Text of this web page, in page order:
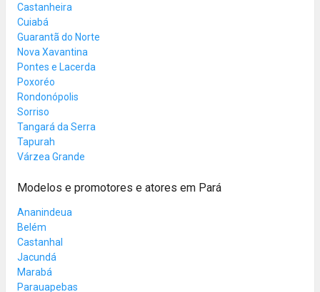
Castanheira
Cuiabá
Guarantã do Norte
Nova Xavantina
Pontes e Lacerda
Poxoréo
Rondonópolis
Sorriso
Tangará da Serra
Tapurah
Várzea Grande
Modelos e promotores e atores em Pará
Ananindeua
Belém
Castanhal
Jacundá
Marabá
Parauapebas